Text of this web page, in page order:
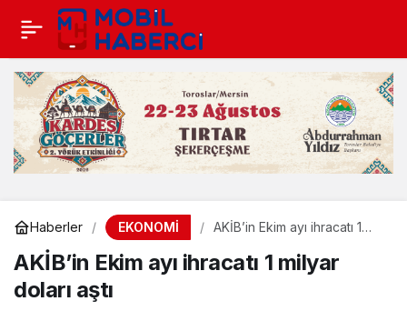
Haberler EKONOMİ
AKİB’in Ekim ayı ihracatı 1
AKİB’in Ekim ayı ihracatı 1 milyar
doları aştı